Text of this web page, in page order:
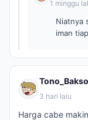
1 minggu
Niatnya
iman
Tono_Bakso
3 hari lalu
Harga cabe